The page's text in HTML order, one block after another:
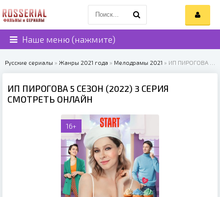
Наше меню (нажмите)
Русские сериалы » Жанры 2021 года » Мелодрамы 2021 » ИП ПИРОГОВА 5 СЕЗОН (2022)
ИП ПИРОГОВА 5 СЕЗОН (2022) 3 СЕРИЯ
СМОТРЕТЬ ОНЛАЙН
16+